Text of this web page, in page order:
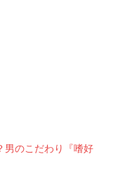
男のこだわり『嗜好